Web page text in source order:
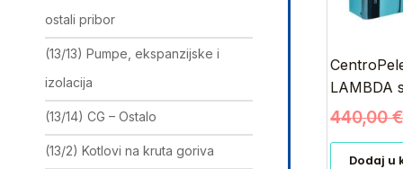
ostali pribor
(13/13) Pumpe, ekspanzijske i
izolacija
(13/14) CG – Ostalo
(13/2) Kotlovi na kruta goriva
LAMBDA
440,00€
Dodaj u